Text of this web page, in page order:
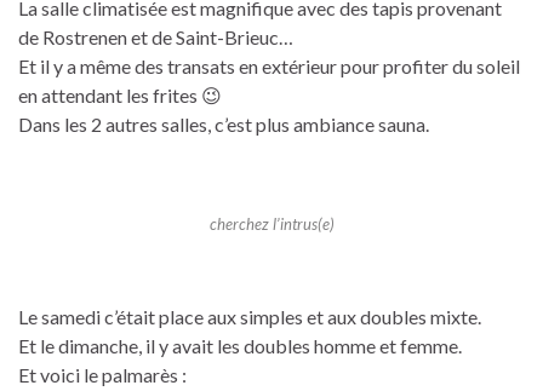
La salle climatisée est magnifique avec des tapis provenant
de Rostrenen et de Saint-Brieuc…
Et il y a même des transats en extérieur pour profiter du soleil
en attendant les frites 😉
Dans les 2 autres salles, c’est plus ambiance sauna.
cherchez l’intrus(e)
Le samedi c’était place aux simples et aux doubles mixte.
Et le dimanche, il y avait les doubles homme et femme.
Et voici le palmarès :